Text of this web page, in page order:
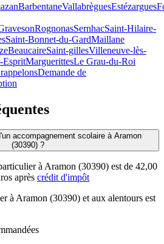
BarbentaneVallabrèguesEstézargues
RognonasSernhacSaint-Hilaire-
Saint-Bonnet-du-GardMaillane
BeaucaireSaint-gillesVilleneuve-lès-
EspritMarguerittesLe Grau-du-Roi
Demande de
accompagnement scolaire à Aramon
(30390) ?
à Aramon (30390) est de 42,00
après crédit d'impôt
à Aramon (30390) et aux alentours est